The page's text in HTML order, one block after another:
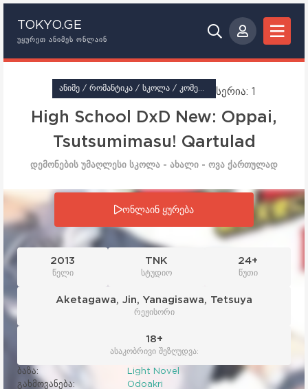
TOKYO.GE
ᲣᲧᲣᲠᲔᲗ ᲐᲜᲘᲛᲔᲡ ᲝᲜᲚᲐᲘᲜ
ᲐᲜᲘᲛᲔ / ᲠᲝᲛᲐᲜᲢᲘᲙᲐ / ᲡᲙᲝᲚᲐ / ᲙᲝᲛᲔᲓᲘᲐ / ᲓᲔᲛᲝᲜᲔᲑᲘ / ᲔᲩᲘ სერია: 1
High School DxD New: Oppai,
Tsutsumimasu! Qartulad
დემონების უმაღლესი სკოლა - ახალი - ოვა ქართულად
ონლაინ ყურება
2013
წელი
TNK
სტუდიო
24+
წუთი
Aketagawa, Jin, Yanagisawa, Tetsuya
რეჟისორი
18+
ასაკობრივი შეზღუდვა:
ბაზა:
Light Novel
გახმოვანება:
Odoakri